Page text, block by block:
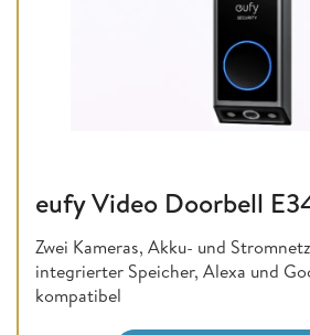
eufy Video Doorbell
Zwei Kameras, Akku- und
integrierter Speicher, Alexa und
kompatibel